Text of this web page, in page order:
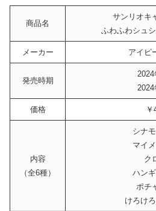
商品名
サンリオキ
ふわふわシュ
メーカー アイピ
発売時期
2024
2024
価格 ￥
内容
（全6種）
シナ
マイ
ク
ハン
ポチ
けろけ